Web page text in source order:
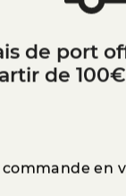
une
produit
de découvrir
de port
de
en